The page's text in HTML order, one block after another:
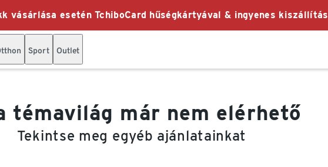
vásárlása esetén TchiboCard hűségkártyával & ingyenes kiszállítás
Sport Outlet
témavilág már nem elérhető
Tekintse meg egyéb ajánlatainkat